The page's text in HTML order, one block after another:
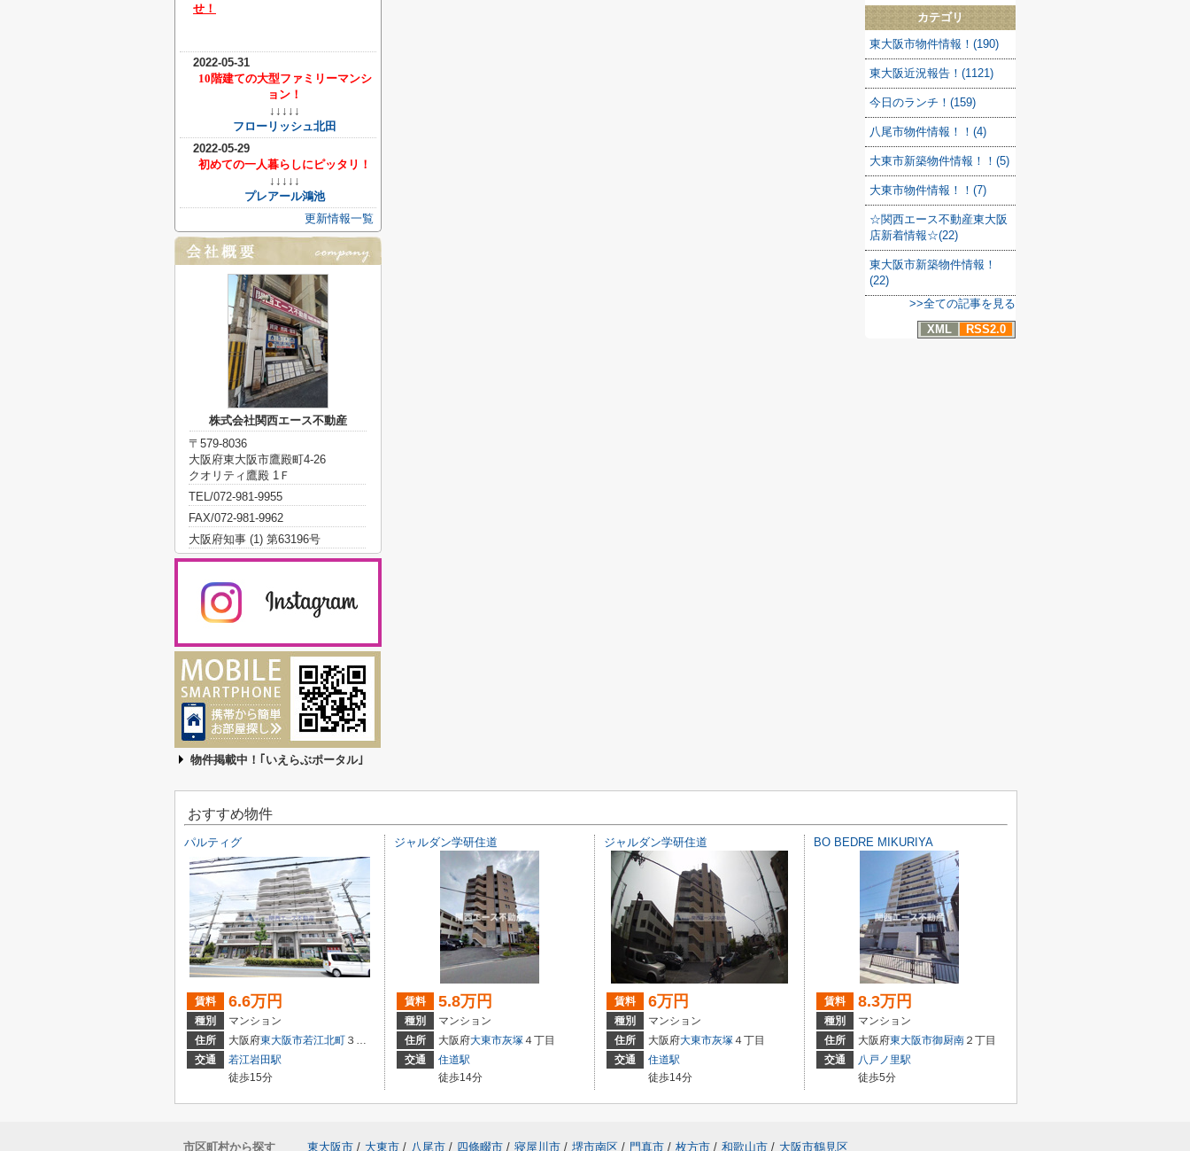
カテゴリ
東大阪市物件情報！(190)
東大阪近況報告！(1121)
今日のランチ！(159)
八尾市物件情報！！(4)
大東市新築物件情報！！(5)
大東市物件情報！！(7)
☆関西エース不動産東大阪
店新着情報☆(22)
東大阪市新築物件情報！
(22)
>>全ての記事を見る
XML
RSS2.0
せ！
2022-05-31
10階建ての大型ファミリーマンシ
ョン！
↓↓↓↓↓
フローリッシュ北田
2022-05-29
初めての一人暮らしにピッタリ！
↓↓↓↓↓
プレアール鴻池
更新情報一覧
株式会社関西エース不動産
〒579-8036
大阪府東大阪市鷹殿町4-26
クオリティ鷹殿 1Ｆ
TEL/072-981-9955
FAX/072-981-9962
大阪府知事 (1) 第63196号
物件掲載中！｢いえらぶポータル｣
おすすめ物件
パルティグ
賃料 6.6万円
種別
マンション
住所
大阪府東大阪市若江北町 ３丁目
交通
若江岩田駅
徒歩15分
ジャルダン学研住道
賃料 5.8万円
種別
マンション
住所
大阪府大東市灰塚４丁目
交通
住道駅
徒歩14分
ジャルダン学研住道
賃料 6万円
種別
マンション
住所
大阪府大東市灰塚４丁目
交通
住道駅
徒歩14分
BO BEDRE MIKURIYA
賃料 8.3万円
種別
マンション
住所
大阪府東大阪市御厨南 ２丁目
交通
八戸ノ里駅
徒歩5分
市区町村から探す 東大阪市 / 大東市 / 八尾市 / 四條畷市 / 寝屋川市 / 堺市南区 / 門真市 / 枚方市 / 和歌山市 / 大阪市鶴見区